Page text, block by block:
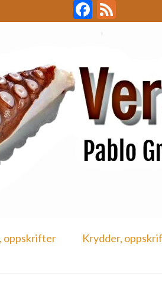
oppskrifter Krydder,